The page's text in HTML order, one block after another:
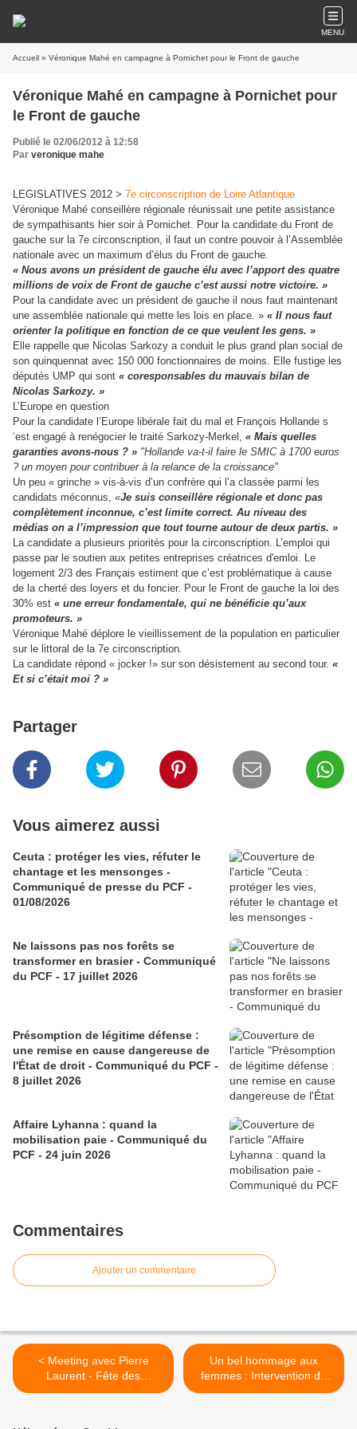
MENU
Accueil » Véronique Mahé en campagne à Pornichet pour le Front de gauche
Véronique Mahé en campagne à Pornichet pour
le Front de gauche
Publié le 02/06/2012 à 12:58
Par veronique mahe
LEGISLATIVES 2012 > 7e circonscription de Loire Atlantique
Véronique Mahé conseillère régionale réunissait une petite assistance
de sympathisants hier soir à Pornichet. Pour la candidate du Front de
gauche sur la 7e circonscription, il faut un contre pouvoir à l’Assemblée
nationale avec un maximum d’élus du Front de gauche.
« Nous avons un président de gauche élu avec l’apport des quatre
millions de voix de Front de gauche c’est aussi notre victoire. »
Pour la candidate avec un président de gauche il nous faut maintenant
une assemblée nationale qui mette les lois en place. » « Il nous faut
orienter la politique en fonction de ce que veulent les gens. »
Elle rappelle que Nicolas Sarkozy a conduit le plus grand plan social de
son quinquennat avec 150 000 fonctionnaires de moins. Elle fustige les
députés UMP qui sont « coresponsables du mauvais bilan de
Nicolas Sarkozy. »
L’Europe en question
Pour la candidate l’Europe libérale fait du mal et François Hollande s
‘est engagé à renégocier le traité Sarkozy-Merkel, « Mais quelles
garanties avons-nous ? » "Hollande va-t-il faire le SMIC à 1700 euros
? un moyen pour contribuer à la relance de la croissance"
Un peu « grinche » vis-à-vis d’un confrère qui l’a classée parmi les
candidats méconnus, «Je suis conseillère régionale et donc pas
complètement inconnue, c’est limite correct. Au niveau des
médias on a l’impression que tout tourne autour de deux partis. »
La candidate a plusieurs priorités pour la circonscription. L’emploi qui
passe par le soutien aux petites entreprises créatrices d'emloi. Le
logement 2/3 des Français estiment que c’est problématique à cause
de la cherté des loyers et du foncier. Pour le Front de gauche la loi des
30% est « une erreur fondamentale, qui ne bénéficie qu’aux
promoteurs. »
Véronique Mahé déplore le vieillissement de la population en particulier
sur le littoral de la 7e circonscription.
La candidate répond « jocker !» sur son désistement au second tour. «
Et si c’était moi ? »
Partager
Vous aimerez aussi
Ceuta : protéger les vies, réfuter le
chantage et les mensonges -
Communiqué de presse du PCF -
01/08/2026
Ne laissons pas nos forêts se
transformer en brasier - Communiqué
du PCF - 17 juillet 2026
Présomption de légitime défense :
une remise en cause dangereuse de
l'État de droit - Communiqué du PCF -
8 juillet 2026
Affaire Lyhanna : quand la
mobilisation paie - Communiqué du
PCF - 24 juin 2026
Commentaires
Ajouter un commentaire
< Meeting avec Pierre
Laurent - Fête des
Nouvelles 2012
Un bel hommage aux
femmes : Intervention de
Michelle Demessine lors de